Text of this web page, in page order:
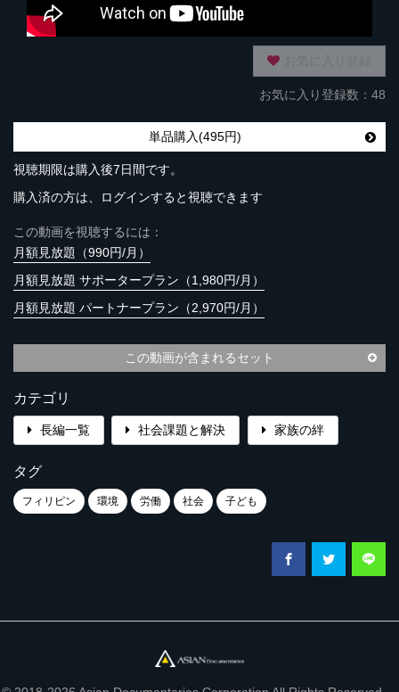
お気に入り登録数：48
単品購入(495円)
視聴期限は購入後7日間です。
購入済の方は、ログインすると視聴できます
この動画を視聴するには：
月額見放題（990円/月）
月額見放題 サポータープラン（1,980円/月）
月額見放題 パートナープラン（2,970円/月）
この動画が含まれるセット
カテゴリ
長編一覧 社会課題と解決 家族の絆
タグ
フィリピン 環境 労働 社会 子ども